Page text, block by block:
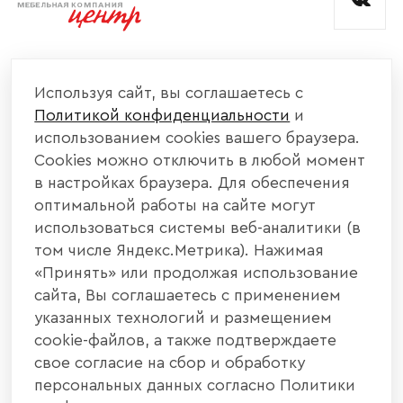
КАТАЛОГ МЕБЕЛИ
ИНФОРМАЦИЯ
НАШИ КОНТАКТЫ
+7 800 700 20 58
440004, г. Пенза, ул. Рябова, д. 31
info@interier-center.ru
Используя сайт, вы соглашаетесь с
Политикой конфиденциальности и
использованием cookies вашего браузера.
Cookies можно отключить в любой момент
в настройках браузера. Для обеспечения
оптимальной работы на сайте могут
использоваться системы веб-аналитики (в
том числе Яндекс.Метрика). Нажимая
«Принять» или продолжая использование
сайта, Вы соглашаетесь с применением
указанных технологий и размещением
cookie-файлов, а также подтверждаете
свое согласие на сбор и обработку
персональных данных согласно Политики